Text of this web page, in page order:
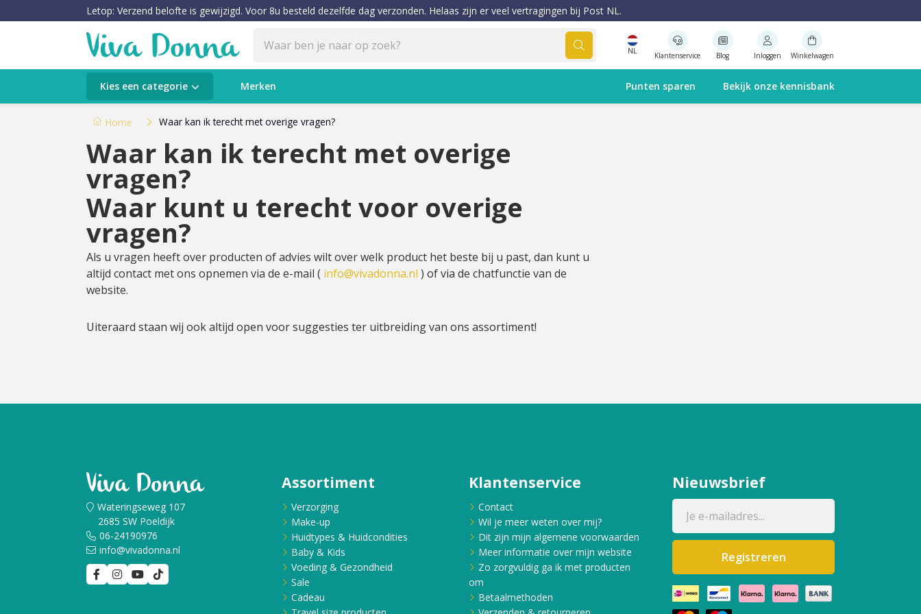
Letop: Verzend belofte is gewijzigd. Voor 8u besteld dezelfde dag verzonden. Helaas zijn er veel vertragingen bij Post NL.
NL Klantenservice Blog Inloggen Winkelwagen
Kies een categorie Merken Punten sparen Bekijk onze kennisbank
Categorieën
Verzorging
Make-up
Huidtypes & Huidcondities
Baby & Kids
Voeding & Gezondheid
Cadeau
Home Waar kan ik terecht met overige vragen?
Waar kan ik terecht met overige
vragen?
Waar kunt u terecht voor overige
vragen?
Als u vragen heeft over producten of advies wilt over welk product het beste bij u past, dan kunt u
altijd contact met ons opnemen via de e-mail ( info@vivadonna.nl ) of via de chatfunctie van de
website.
Uiteraard staan wij ook altijd open voor suggesties ter uitbreiding van ons assortiment!
Wateringseweg 107
2685 SW Poeldijk
06-24190976
info@vivadonna.nl
Assortiment
Verzorging
Make-up
Huidtypes & Huidcondities
Baby & Kids
Voeding & Gezondheid
Sale
Cadeau
Klantenservice
Contact
Wil je meer weten over mij?
Dit zijn mijn algemene voorwaarden
Meer informatie over mijn website
Zo zorgvuldig ga ik met producten
om
Betaalmethoden
Nieuwsbrief
Registreren